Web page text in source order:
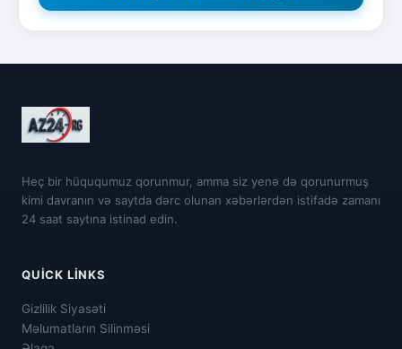
Heç bir hüququmuz qorunmur, amma siz yenə də qorunurmuş
kimi davranın və saytda dərc olunan xəbərlərdən istifadə zamanı
24 saat saytına istinad edin.
QUICK LINKS
Gizlilik Siyasəti
Məlumatların Silinməsi